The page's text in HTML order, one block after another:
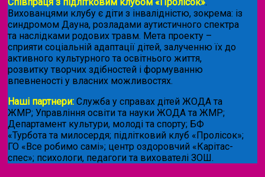
Вихованцями клубу є діти з інвалідністю, зокрема: із
синдромом Дауна, розладами аутистичного спектра
та наслідками родових травм. Мета проекту –
сприяти соціальній адаптації дітей, залученню їх до
активного культурного та освітнього життя,
розвитку творчих здібностей і формуванню
впевненості у власних можливостях.
Наші партнери: Служба у справах дітей ЖОДА та
ЖМР; Управління освіти та науки ЖОДА та ЖМР;
Департамент культури, молоді та спорту; БФ
«Турбота та милосердя; підлітковий клуб «Пролісок»;
ГО «Все робимо самі»; центр оздоровчий «Карітас-
спес»; психологи, педагоги та вихователі ЗОШ.